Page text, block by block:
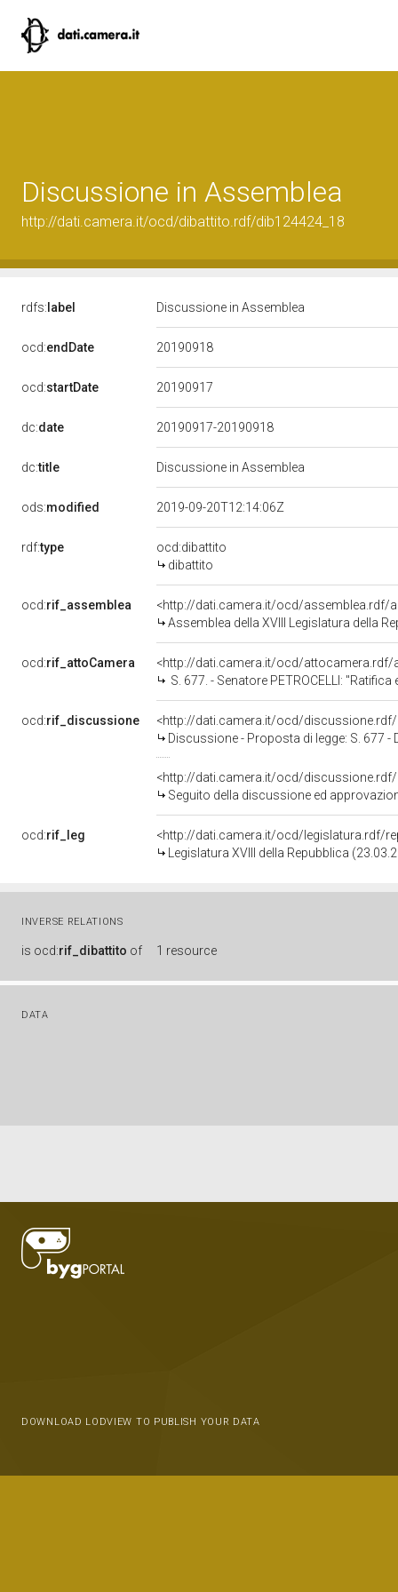
Discussione in Assemblea
http://dati.camera.it/ocd/dibattito.rdf/dib124424_18
rdfs: label Discussione in Assemblea
ocd:endDate 20190918
ocd:startDate 20190917
dc:date 20190917-20190918
dc:title Discussione in Assemblea
ods:modified 2019-09-20T12:14:06Z
rdf:type
ocd:dibattito
dibattito
ocd:rif_assemblea
<http://dati.camera.it/ocd/assemblea.rdf/
Assemblea della XVIII Legislatura della
ocd:rif_attoCamera
<http://dati.camera.it/ocd/attocamera.rdf/
S. 677. - Senatore PETROCELLI: "Ratifica ed esecuzione dei seguenti Accordi: a) Accordo tra il Governo della Repubblica italiana e il Governo
ocd:rif_discussione
<http://dati.camera.it/ocd/discussione.rdf/
Discussione - Proposta di legge: S. 677 - D'iniziativa del senatore Petrocelli: Ratifica ed esecuzione dei seguenti Accordi: a) Accordo tra il Governo della
<http://dati.camera.it/ocd/discussione.rdf/
Seguito della discussione ed approvazione - Proposta di legge: S. 677 - D'iniziativa del senatore Petrocelli: Ratifica ed esecuzione dei seguenti Accordi: a) Accordo tra il
ocd:rif_leg
<http://dati.camera.it/ocd/legislatura.rdf/
Legislatura XVIII della Repubblica
INVERSE RELATIONS
is ocd:rif_dibattito of 1 resource
DATA
DOWNLOAD LODVIEW TO PUBLISH YOUR DATA